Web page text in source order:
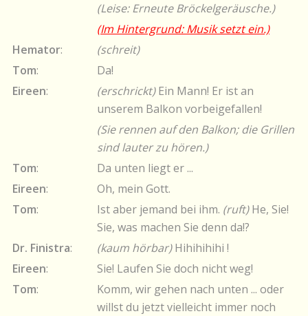
(Leise: Erneute Bröckelgeräusche.)
(Im Hintergrund: Musik setzt ein.)
Hemator:
(schreit)
Tom:
Da!
Eireen: (erschrickt)Ein Mann! Er ist an
unserem Balkon vorbeigefallen!
(Sie rennen auf den Balkon; die Grillen
sind lauter zu hören.)
Tom:
Da unten liegt er ...
Eireen:
Oh, mein Gott.
Tom: Ist aber jemand bei ihm. (ruft)He, Sie!
Sie, was machen Sie denn da!?
Dr. Finistra: (kaum hörbar)Hihihihihi !
Eireen:
Sie! Laufen Sie doch nicht weg!
Tom:
Komm, wir gehen nach unten ... oder
willst du jetzt vielleicht immer noch